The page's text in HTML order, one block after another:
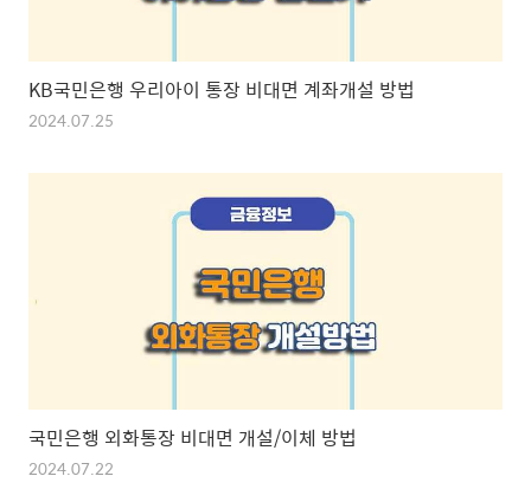
KB국민은행 우리아이 통장 비대면 계좌개설 방법
2024.07.25
국민은행 외화통장 비대면 개설/이체 방법
2024.07.22